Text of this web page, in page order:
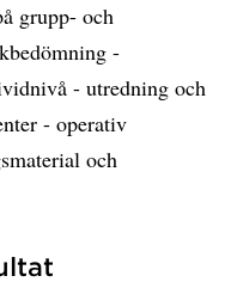
grupp- och
-
- utredning och
- operativ
och